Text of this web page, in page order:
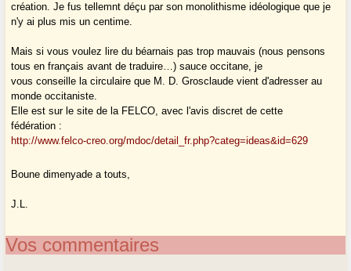
création. Je fus tellemnt déçu par son monolithisme idéologique que je
n'y ai plus mis un centime.
Mais si vous voulez lire du béarnais pas trop mauvais (nous pensons
tous en français avant de traduire…) sauce occitane, je
vous conseille la circulaire que M. D. Grosclaude vient d'adresser au
monde occitaniste.
Elle est sur le site de la FELCO, avec l'avis discret de cette
fédération :
http://www.felco-creo.org/mdoc/detail_fr.php?categ=ideas&id=629
Boune dimenyade a touts,
J.L.
Vos commentaires